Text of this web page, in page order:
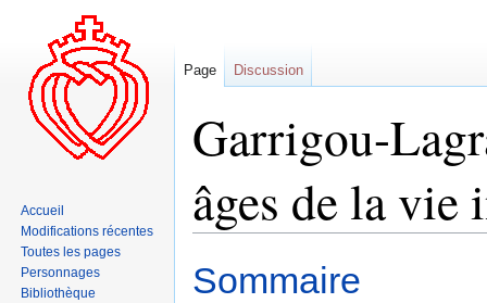
Garrigou-
âges de la
à
à
Sommaire
Page Discussion
Accueil
Modifications récentes
Toutes les pages
Personnages
Bibliothèque